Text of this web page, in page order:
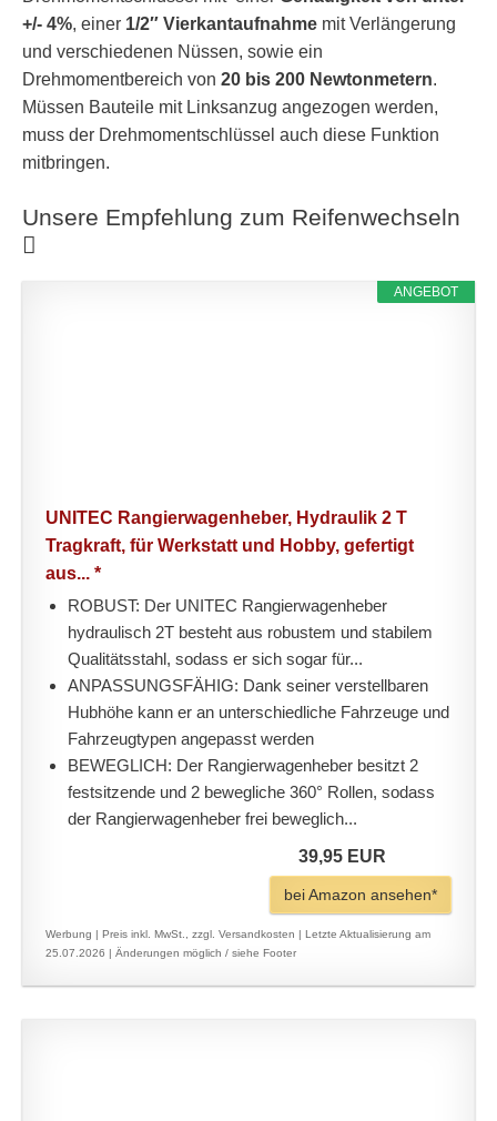
+/- 4%, einer 1/2″ Vierkantaufnahme mit Verlängerung
und verschiedenen Nüssen, sowie ein
Drehmomentbereich von 20 bis 200 Newtonmetern.
Müssen Bauteile mit Linksanzug angezogen werden,
muss der Drehmomentschlüssel auch diese Funktion
mitbringen.
Unsere Empfehlung zum Reifenwechseln
ANGEBOT
UNITEC Rangierwagenheber, Hydraulik 2 T
Tragkraft, für Werkstatt und Hobby, gefertigt
aus... *
ROBUST: Der UNITEC Rangierwagenheber
hydraulisch 2T besteht aus robustem und stabilem
Qualitätsstahl, sodass er sich sogar für...
ANPASSUNGSFÄHIG: Dank seiner verstellbaren
Hubhöhe kann er an unterschiedliche Fahrzeuge und
Fahrzeugtypen angepasst werden
BEWEGLICH: Der Rangierwagenheber besitzt 2
festsitzende und 2 bewegliche 360° Rollen, sodass
der Rangierwagenheber frei beweglich...
39,95 EUR
bei Amazon ansehen*
Werbung | Preis inkl. MwSt., zzgl. Versandkosten | Letzte Aktualisierung am
25.07.2026 | Änderungen möglich / siehe Footer